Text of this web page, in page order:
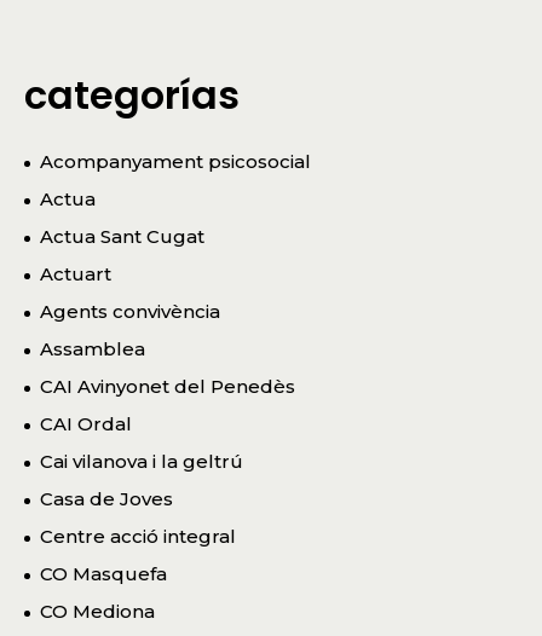
categorías
Acompanyament psicosocial
Actua
Actua Sant Cugat
Actuart
Agents convivència
Assamblea
CAI Avinyonet del Penedès
CAI Ordal
Cai vilanova i la geltrú
Casa de Joves
Centre acció integral
CO Masquefa
CO Mediona